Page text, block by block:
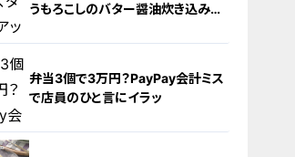
うもろこしのバター醤油炊き込みご
弁当3個で3万円？PayPay会計ミス
で店員のひと言にイラッ